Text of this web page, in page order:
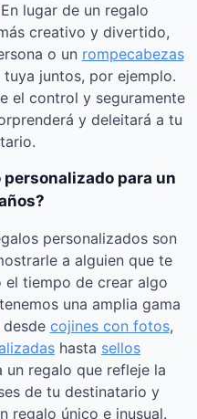
lugar de un regalo
creativo y divertido,
o un rompecabezas
juntos, por ejemplo.
el control y seguramente
y deleitará a tu
para un
personalizados son
a alguien que te
tiempo de crear algo
una amplia gama
desde cojines con fotos,
hasta sellos
un regalo que refleje la
de tu destinatario y
regalo único e inusual.